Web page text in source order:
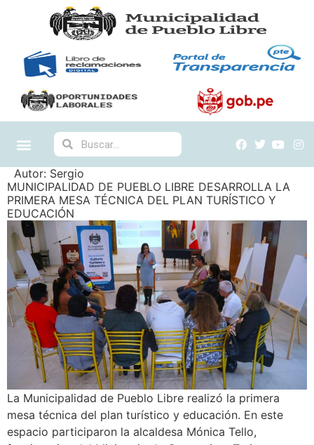
Autor: Sergio
MUNICIPALIDAD DE PUEBLO LIBRE DESARROLLA LA
PRIMERA MESA TÉCNICA DEL PLAN TURÍSTICO Y
EDUCACIÓN
La Municipalidad de Pueblo Libre realizó la primera
mesa técnica del plan turístico y educación. En este
espacio participaron la alcaldesa Mónica Tello,